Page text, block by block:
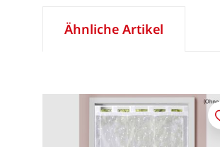
Ähnliche Artikel